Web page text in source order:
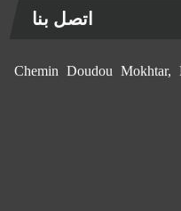
اتصل بنا
11, Chemin Doudou